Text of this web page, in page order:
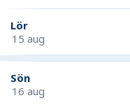
Lör
15 aug
Sön
16 aug